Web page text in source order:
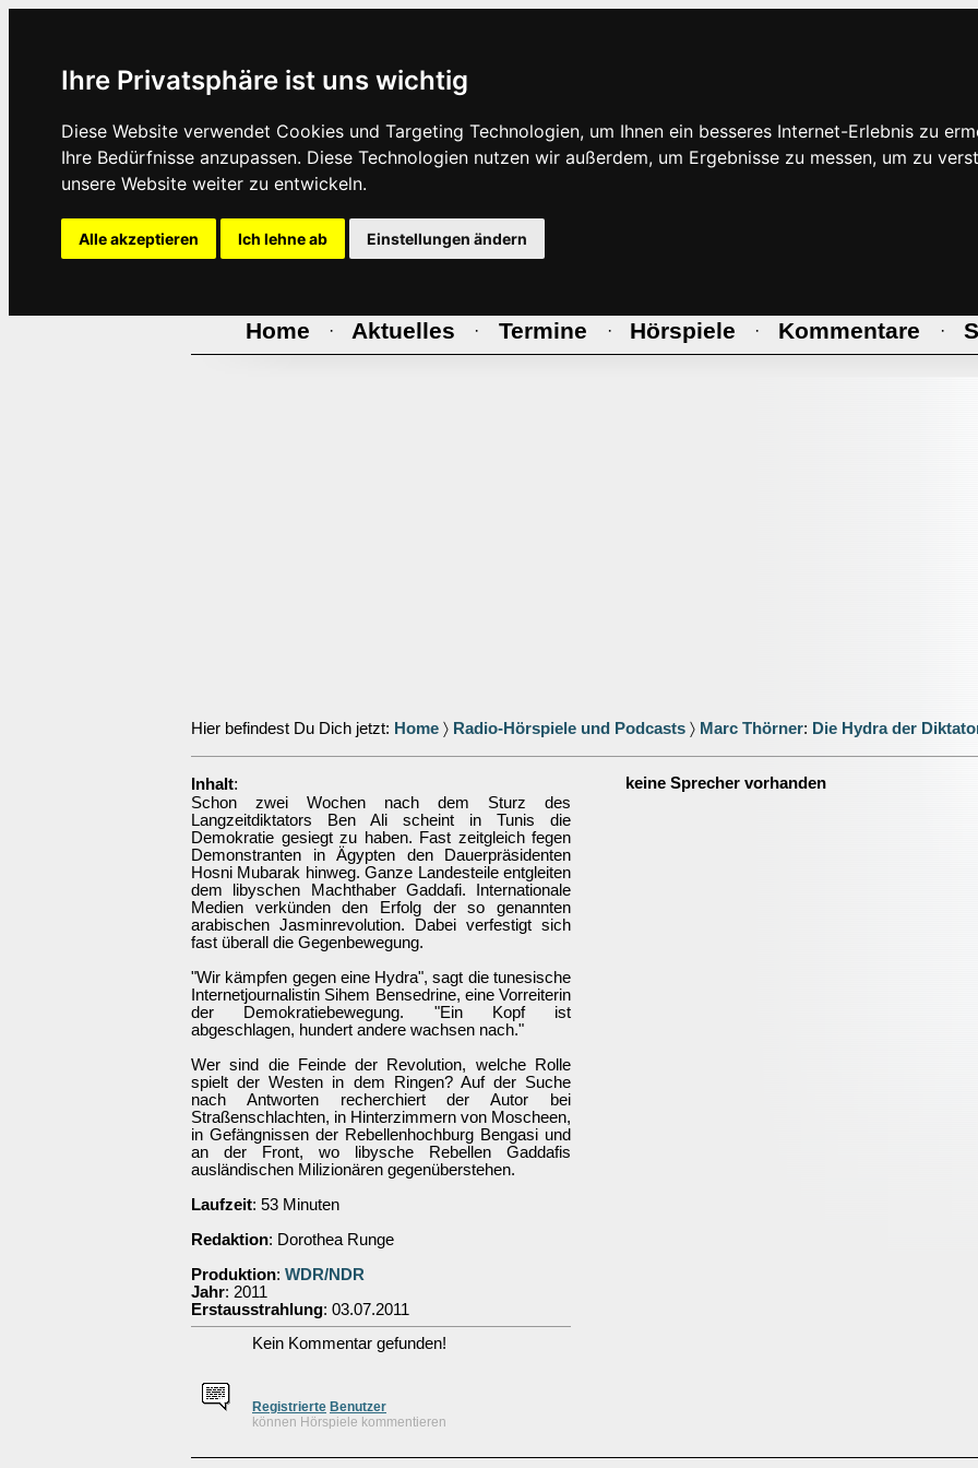
Ihre Privatsphäre ist uns wichtig
Diese Website verwendet Cookies und Targeting Technologien, um Ihnen ein besseres Internet-Erlebnis zu
Ihre Bedürfnisse anzupassen. Diese Technologien nutzen wir außerdem, um Ergebnisse zu messen, um zu
unsere Website weiter zu entwickeln.
Alle akzeptieren Ich lehne ab Einstellungen ändern
Home · Aktuelles · Termine · Hörspiele · Kommentare ·
Hier befindest Du Dich jetzt: Home 〉 Radio-Hörspiele und Podcasts 〉 Marc Thörner: Die Hydra der
Inhalt:
Schon zwei Wochen nach dem Sturz des
Langzeitdiktators Ben Ali scheint in Tunis die
Demokratie gesiegt zu haben. Fast zeitgleich fegen
Demonstranten in Ägypten den Dauerpräsidenten
Hosni Mubarak hinweg. Ganze Landesteile entgleiten
dem libyschen Machthaber Gaddafi. Internationale
Medien verkünden den Erfolg der so genannten
arabischen Jasminrevolution. Dabei verfestigt sich
fast überall die Gegenbewegung.
"Wir kämpfen gegen eine Hydra", sagt die tunesische
Internetjournalistin Sihem Bensedrine, eine Vorreiterin
der Demokratiebewegung. "Ein Kopf ist
abgeschlagen, hundert andere wachsen nach."
Wer sind die Feinde der Revolution, welche Rolle
spielt der Westen in dem Ringen? Auf der Suche
nach Antworten recherchiert der Autor bei
Straßenschlachten, in Hinterzimmern von Moscheen,
in Gefängnissen der Rebellenhochburg Bengasi und
an der Front, wo libysche Rebellen Gaddafis
ausländischen Milizionären gegenüberstehen.
Laufzeit: 53 Minuten
Redaktion: Dorothea Runge
Produktion: WDR/NDR
Jahr: 2011
Erstausstrahlung: 03.07.2011
Kein Kommentar gefunden!
Registrierte Benutzer
können Hörspiele kommentieren
keine Sprecher vorhanden